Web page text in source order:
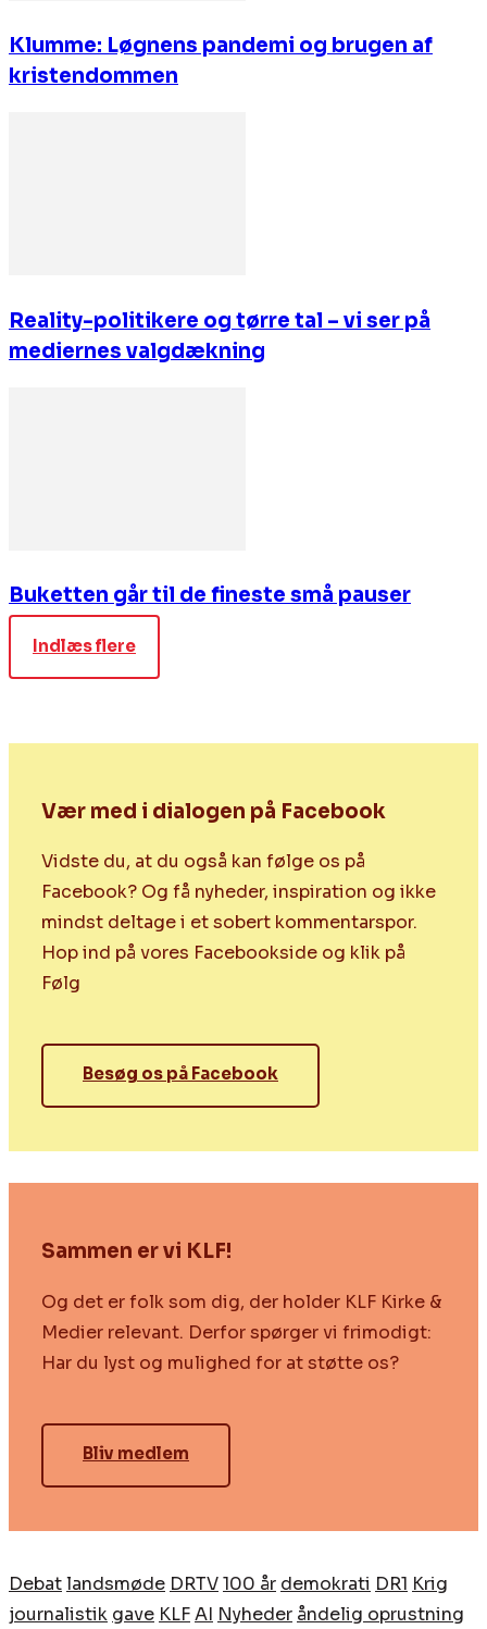
Klumme: Løgnens pandemi og brugen af
kristendommen
Reality-politikere og tørre tal – vi ser på
mediernes valgdækning
Buketten går til de fineste små pauser
Indlæs flere
Vær med i dialogen på Facebook
Vidste du, at du også kan følge os på
Facebook? Og få nyheder, inspiration og ikke
mindst deltage i et sobert kommentarspor.
Hop ind på vores Facebookside og klik på
Følg
Besøg os på Facebook
Sammen er vi KLF!
Og det er folk som dig, der holder KLF Kirke &
Medier relevant. Derfor spørger vi frimodigt:
Har du lyst og mulighed for at støtte os?
Bliv medlem
Debatlandsmøde DRTV100 år demokrati DR1 Krig
journalistik gave KLFAI Nyheder åndelig oprustning